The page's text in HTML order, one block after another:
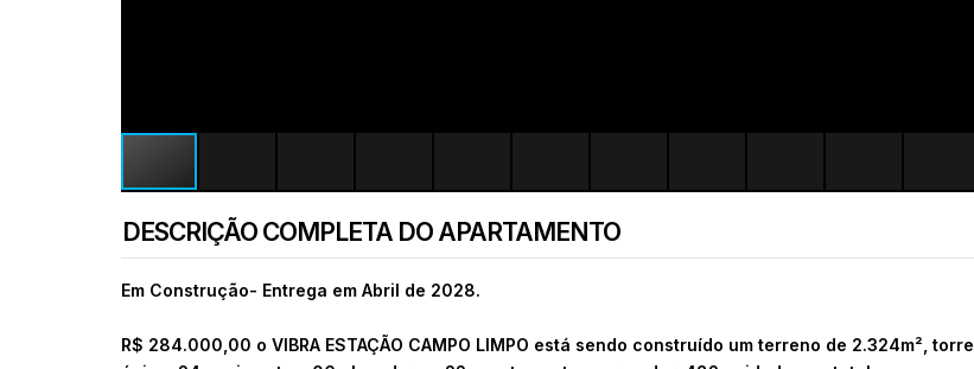
DESCRIÇÃO COMPLETA DO APARTAMENTO
Em Construção- Entrega em Abril de 2028.
R$ 284.000,00 o VIBRA ESTAÇÃO CAMPO LIMPO está sendo construído um terreno de 2.324m², torre